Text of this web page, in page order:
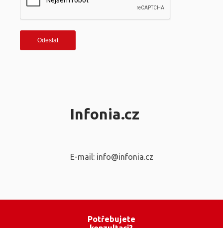
Infonia.cz
E-mail: info@infonia.cz
Potřebujete